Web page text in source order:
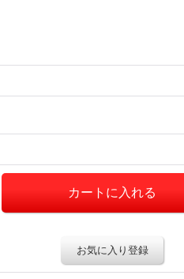
お気に入り登録